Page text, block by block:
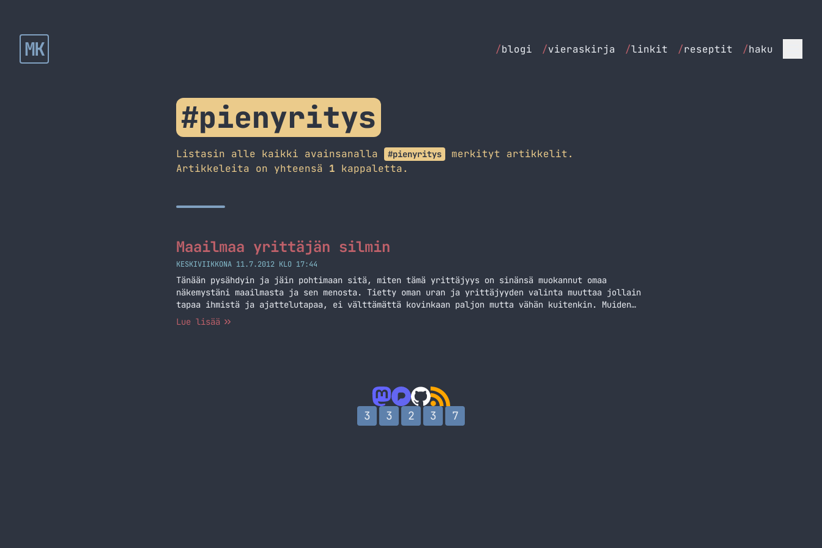
MK /blogi /vieraskirja /linkit /reseptit /haku
#pienyritys
Listasin alle kaikki avainsanalla #pienyritys
merkityt artikkelit.
Artikkeleita on yhteensä 1 kappaletta.
Maailmaa yrittäjän silmin
KESKIVIIKKONA 11.7.2012 KLO 17:44
Tänään pysähdyin ja jäin pohtimaan sitä, miten tämä yrittäjyys on sinänsä muokannut omaa
näkemystäni maailmasta ja sen menosta. Tietty oman uran ja yrittäjyyden valinta muuttaa jollain
tapaa ihmistä ja ajattelutapaa, ei välttämättä kovinkaan paljon mutta vähän kuitenkin. Muiden
tukeminen Itsekin olen pienyrittäjä ja kun auto pitää huoltaa niin alan ensin miettimään onko
Lue lisää
3 3 2 3 7